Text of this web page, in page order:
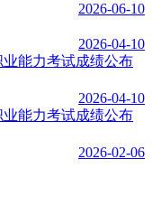
2026-06-10
2026-04-10
能力考试成绩公布
2026-04-10
能力考试成绩公布
2026-02-06